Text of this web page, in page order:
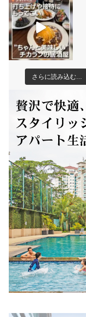
さらに読み込む...